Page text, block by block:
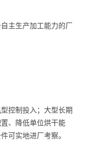
主生产加工能力的厂
控制投入；大型长期
、降低单位烘干能
可实地进厂考察。